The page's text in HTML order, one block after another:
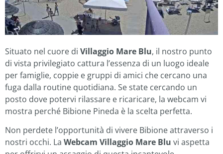
Situato nel cuore di Villaggio Mare Blu, il nostro punto
di vista privilegiato cattura l’essenza di un luogo ideale
per famiglie, coppie e gruppi di amici che cercano una
fuga dalla routine quotidiana. Se state cercando un
posto dove potervi rilassare e ricaricare, la webcam vi
mostra perché Bibione Pineda è la scelta perfetta.
Non perdete l’opportunità di vivere Bibione attraverso i
nostri occhi. La Webcam Villaggio Mare Blu vi aspetta